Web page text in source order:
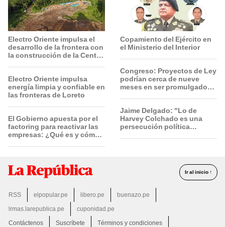
Electro Oriente impulsa el
desarrollo de la frontera con
la construcción de la Central
Electro Oriente impulsa
energía limpia y confiable en
las fronteras de Loreto
El Gobierno apuesta por el
factoring para reactivar las
empresas: ¿Qué es y cómo
Copamiento del Ejército en
el Ministerio del Interior
Congreso: Proyectos de Ley
podrían cerca de nueve
meses en ser promulgados
Jaime Delgado: "Lo de
Harvey Colchado es una
persecución política
Ir al inicio ↑
RSS elpopular.pe libero.pe
buenazo.pe
lrmas.larepublica.pe
cuponidad.pe
Contáctenos
Suscríbete Términos y condiciones